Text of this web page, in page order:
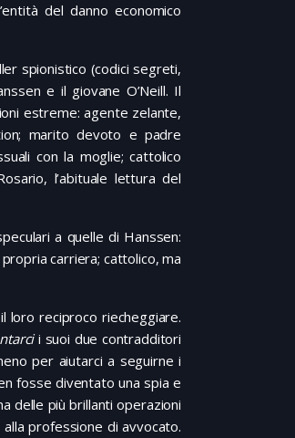
del danno economico
spionistico (codici segreti,
e il giovane O’Neill. Il
estreme: agente zelante,
marito devoto e padre
con la moglie; cattolico
l’abituale lettura del
a quelle di Hanssen:
carriera; cattolico, ma
reciproco riecheggiare.
i suoi due contradditori
per aiutarci a seguirne i
fosse diventato una spia e
delle più brillanti operazioni
professione di avvocato.